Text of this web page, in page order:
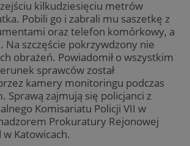
kilkudziesięciu metrów
Pobili go i zabrali mu saszetkę z
oraz telefon komórkowy, a
Na szczęście pokrzywdzony nie
obrażeń. Powiadomił o wszystkim
sprawców został
kamery monitoringu podczas
Sprawą zajmują się policjanci z
Komisariatu Policji VII w
Prokuratury Rejonowej
Katowicach.